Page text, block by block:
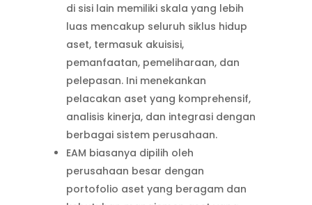
di sisi lain memiliki skala yang lebih
luas mencakup seluruh siklus hidup
aset, termasuk akuisisi,
pemanfaatan, pemeliharaan, dan
pelepasan. Ini menekankan
pelacakan aset yang komprehensif,
analisis kinerja, dan integrasi dengan
berbagai sistem perusahaan.
EAM biasanya dipilih oleh
perusahaan besar dengan
portofolio aset yang beragam dan